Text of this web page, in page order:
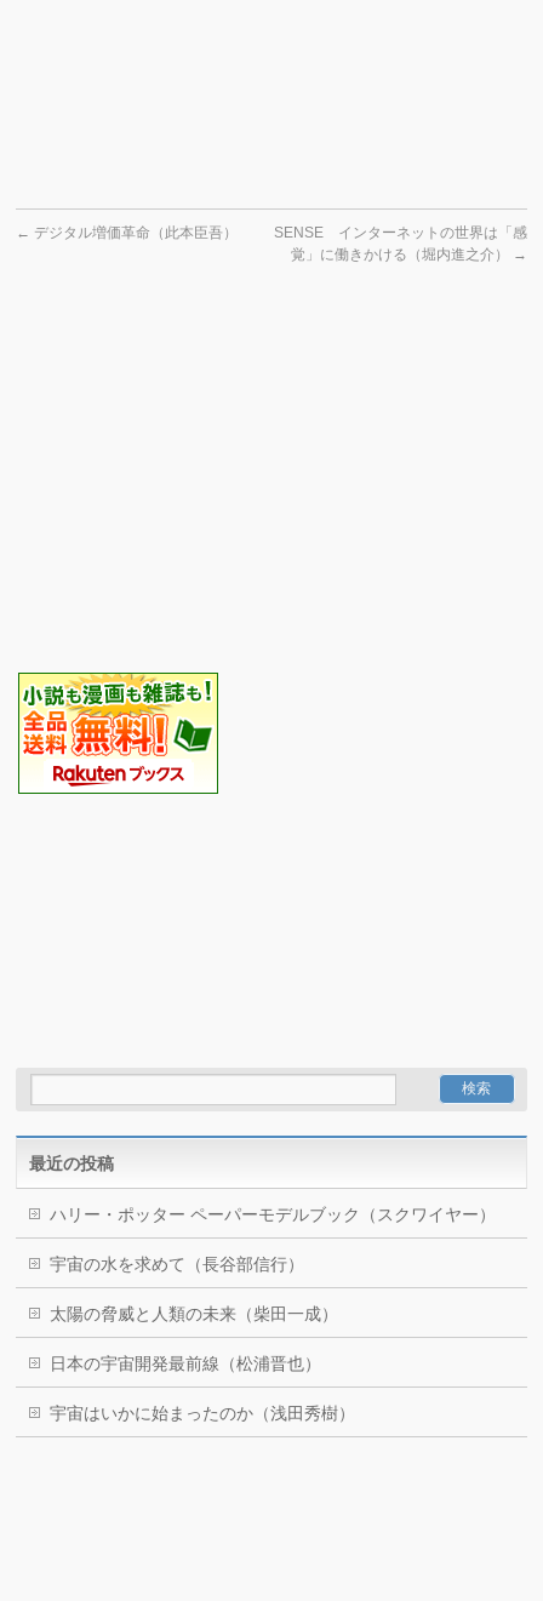
← デジタル増価革命（此本臣吾）
SENSE インターネットの世界は「感
覚」に働きかける（堀内進之介）
→
最近の投稿
ハリー・ポッター ペーパーモデルブック（スクワイヤー）
宇宙の水を求めて（長谷部信行）
太陽の脅威と人類の未来（柴田一成）
日本の宇宙開発最前線（松浦晋也）
宇宙はいかに始まったのか（浅田秀樹）